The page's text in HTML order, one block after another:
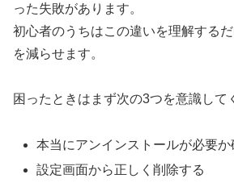
った失敗があります。
初心者のうちはこの違いを理解する
を減らせます。
困ったときはまず次の3つを意識して
本当にアンインストールが必要か
設定画面から正しく削除する